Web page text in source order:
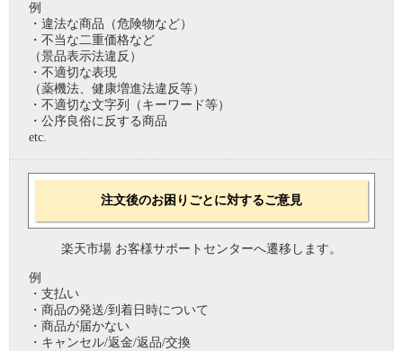
例
・違法な商品（危険物など）
・不当な二重価格など
（景品表示法違反）
・不適切な表現
（薬機法、健康増進法違反等）
・不適切な文字列（キーワード等）
・公序良俗に反する商品
etc.
注文後のお困りごとに対するご意見
楽天市場 お客様サポートセンターへ遷移します。
例
・支払い
・商品の発送/到着日時について
・商品が届かない
・キャンセル/返金/返品/交換